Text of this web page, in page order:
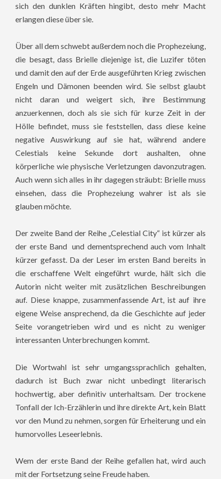
sich den dunklen Kräften hingibt, desto mehr Macht
erlangen diese über sie.
Über all dem schwebt außerdem noch die Prophezeiung,
die besagt, dass Brielle diejenige ist, die Luzifer töten
und damit den auf der Erde ausgeführten Krieg zwischen
Engeln und Dämonen beenden wird. Sie selbst glaubt
nicht daran und weigert sich, ihre Bestimmung
anzuerkennen, doch als sie sich für kurze Zeit in der
Hölle befindet, muss sie feststellen, dass diese keine
negative Auswirkung auf sie hat, während andere
Celestials keine Sekunde dort aushalten, ohne
körperliche wie physische Verletzungen davonzutragen.
Auch wenn sich alles in ihr dagegen sträubt: Brielle muss
einsehen, dass die Prophezeiung wahrer ist als sie
glauben möchte.
Der zweite Band der Reihe „Celestial City“ ist kürzer als
der erste Band und dementsprechend auch vom Inhalt
kürzer gefasst. Da der Leser im ersten Band bereits in
die erschaffene Welt eingeführt wurde, hält sich die
Autorin nicht weiter mit zusätzlichen Beschreibungen
auf. Diese knappe, zusammenfassende Art, ist auf ihre
eigene Weise ansprechend, da die Geschichte auf jeder
Seite vorangetrieben wird und es nicht zu weniger
interessanten Unterbrechungen kommt.
Die Wortwahl ist sehr umgangssprachlich gehalten,
dadurch ist Buch zwar nicht unbedingt literarisch
hochwertig, aber definitiv unterhaltsam. Der trockene
Tonfall der Ich-Erzählerin und ihre direkte Art, kein Blatt
vor den Mund zu nehmen, sorgen für Erheiterung und ein
humorvolles Leseerlebnis.
Wem der erste Band der Reihe gefallen hat, wird auch
mit der Fortsetzung seine Freude haben.